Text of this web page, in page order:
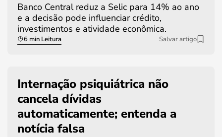
Banco Central reduz a Selic para 14% ao ano
e a decisão pode influenciar crédito,
investimentos e atividade econômica.
6 min Leitura Salvar artigo
Internação psiquiátrica não
cancela dívidas
automaticamente; entenda a
notícia falsa